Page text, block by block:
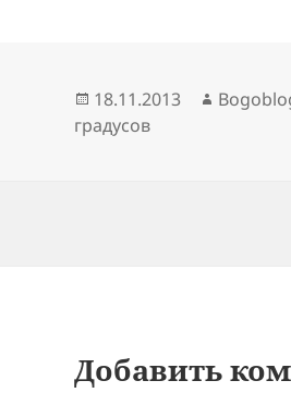
Опубликовано
18.11.2013 Автор
градусов
Добавить